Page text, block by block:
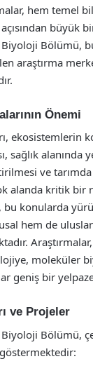
hem temel
büyük
Bölümü,
araştırma
Önemi
ekosistemlerin
sağlık alanında
ve
alanda kritik bir
bu konularda
hem de
moleküler
geniş bir
ve Projeler
Bölümü,